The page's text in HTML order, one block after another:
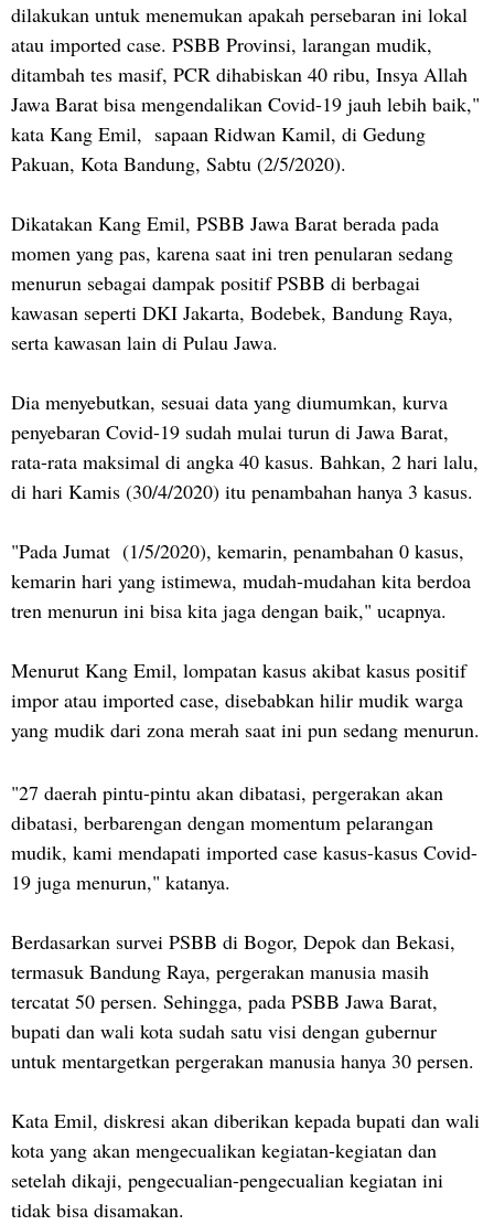
dilakukan untuk menemukan apakah persebaran ini lokal
atau imported case. PSBB Provinsi, larangan mudik,
ditambah tes masif, PCR dihabiskan 40 ribu, Insya Allah
Jawa Barat bisa mengendalikan Covid-19 jauh lebih baik,"
kata Kang Emil, sapaan Ridwan Kamil, di Gedung
Pakuan, Kota Bandung, Sabtu (2/5/2020).
Dikatakan Kang Emil, PSBB Jawa Barat berada pada
momen yang pas, karena saat ini tren penularan sedang
menurun sebagai dampak positif PSBB di berbagai
kawasan seperti DKI Jakarta, Bodebek, Bandung Raya,
serta kawasan lain di Pulau Jawa.
Dia menyebutkan, sesuai data yang diumumkan, kurva
penyebaran Covid-19 sudah mulai turun di Jawa Barat,
rata-rata maksimal di angka 40 kasus. Bahkan, 2 hari lalu,
di hari Kamis (30/4/2020) itu penambahan hanya 3 kasus.
"Pada Jumat (1/5/2020), kemarin, penambahan 0 kasus,
kemarin hari yang istimewa, mudah-mudahan kita berdoa
tren menurun ini bisa kita jaga dengan baik," ucapnya.
Menurut Kang Emil, lompatan kasus akibat kasus positif
impor atau imported case, disebabkan hilir mudik warga
yang mudik dari zona merah saat ini pun sedang menurun.
"27 daerah pintu-pintu akan dibatasi, pergerakan akan
dibatasi, berbarengan dengan momentum pelarangan
mudik, kami mendapati imported case kasus-kasus Covid-
19 juga menurun," katanya.
Berdasarkan survei PSBB di Bogor, Depok dan Bekasi,
termasuk Bandung Raya, pergerakan manusia masih
tercatat 50 persen. Sehingga, pada PSBB Jawa Barat,
bupati dan wali kota sudah satu visi dengan gubernur
untuk mentargetkan pergerakan manusia hanya 30 persen.
Kata Emil, diskresi akan diberikan kepada bupati dan wali
kota yang akan mengecualikan kegiatan-kegiatan dan
setelah dikaji, pengecualian-pengecualian kegiatan ini
tidak bisa disamakan.